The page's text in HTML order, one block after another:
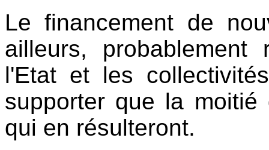
Le financement de
ailleurs,
l'Etat et les
supporter que la moitié
qui en résulteront.